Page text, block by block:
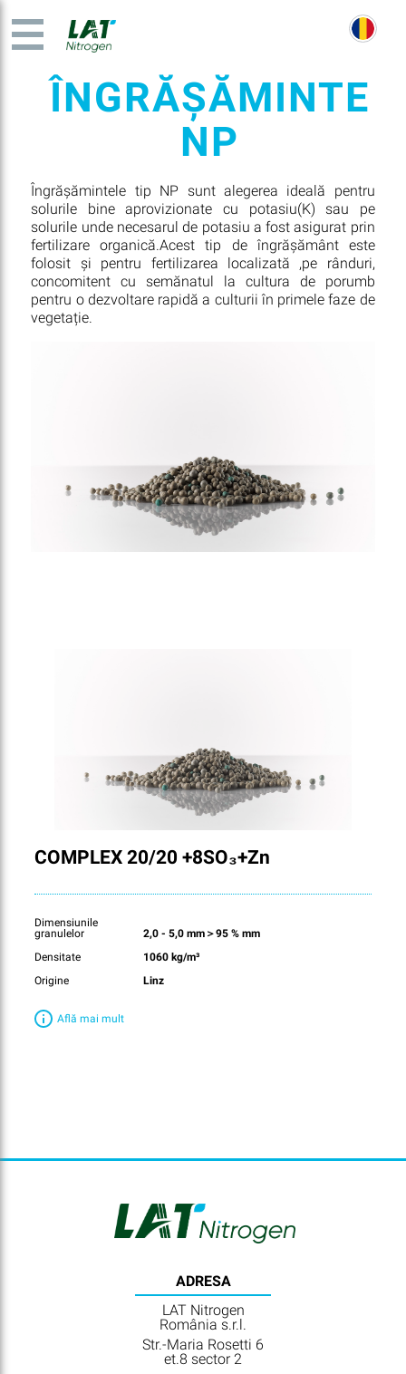
ÎNGRĂȘĂMINTE
NP
Îngrășămintele tip NP sunt alegerea ideală pentru
solurile bine aprovizionate cu potasiu(K) sau pe
solurile unde necesarul de potasiu a fost asigurat prin
fertilizare organică.Acest tip de îngrășământ este
folosit și pentru fertilizarea localizată ,pe rânduri,
concomitent cu semănatul la cultura de porumb
pentru o dezvoltare rapidă a culturii în primele faze de
vegetație.
COMPLEX 20/20 +8SO₃+Zn
Dimensiunile
granulelor
2,0 - 5,0 mm＞95 % mm
Densitate
1060 kg/m³
Origine
Linz
Află mai mult
ADRESA
LAT Nitrogen
România s.r.l.
Str.-Maria Rosetti 6
et.8 sector 2